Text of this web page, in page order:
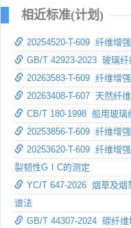
相近标准(计划)
20254520-T-609 纤维增
GB/T 42923-2023 玻璃
20263583-T-609 纤维增
20263408-T-607 天然纤
CB/T 180-1998 船用玻璃
20253856-T-609 纤维增
20253620-T-609 纤维增
裂韧性GⅠC的测定
YC/T 647-2026 烟草及烟
谱法
GB/T 44307-2024 碳纤